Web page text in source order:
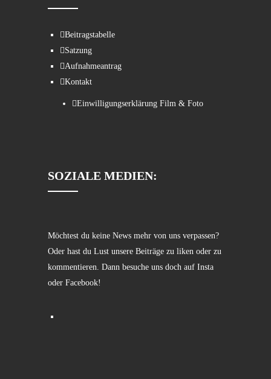
Beitragstabelle
Satzung
Aufnahmeantrag
Kontakt
Einwilligungserklärung Film & Foto
SOZIALE MEDIEN:
Möchtest du keine News mehr von uns verpassen?
Oder hast du Lust unsere Beiträge zu liken oder zu
kommentieren. Dann besuche uns doch auf Insta
oder Facebook!